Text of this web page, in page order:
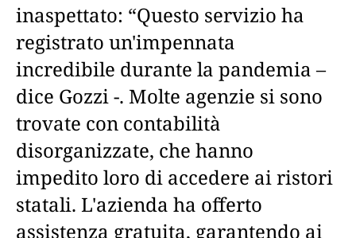
inaspettato: “Questo servizio ha
registrato un'impennata
incredibile durante la pandemia –
dice Gozzi -. Molte agenzie si sono
trovate con contabilità
disorganizzate, che hanno
impedito loro di accedere ai ristori
statali. L'azienda ha offerto
assistenza gratuita, garantendo ai